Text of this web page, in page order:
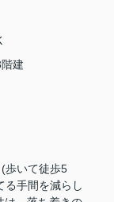
建
歩いて徒歩5
る手間を減らし